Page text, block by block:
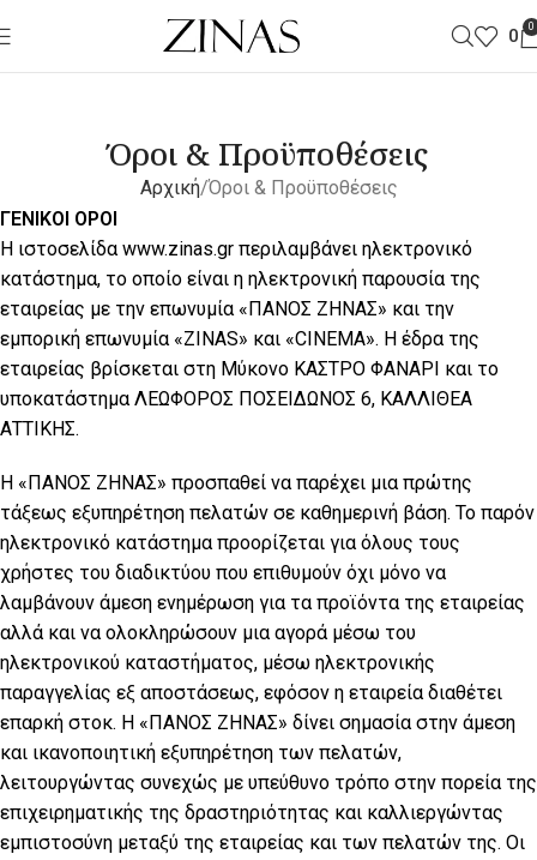
0 0
Όροι & Προϋποθέσεις
Αρχική Όροι & Προϋποθέσεις
ΓΕΝΙΚΟΙ ΟΡΟΙ
Η ιστοσελίδα www.zinas.gr περιλαμβάνει ηλεκτρονικό
κατάστημα, το οποίο είναι η ηλεκτρονική παρουσία της
εταιρείας με την επωνυμία «ΠΑΝΟΣ ΖΗΝΑΣ» και την
εμπορική επωνυμία «ZINAS» και «CINEMA». Η έδρα της
εταιρείας βρίσκεται στη Μύκονο ΚΑΣΤΡΟ ΦΑΝΑΡΙ και το
υποκατάστημα ΛΕΩΦΟΡΟΣ ΠΟΣΕΙΔΩΝΟΣ 6, ΚΑΛΛΙΘΕΑ
ΑΤΤΙΚΗΣ.
Η «ΠΑΝΟΣ ΖΗΝΑΣ» προσπαθεί να παρέχει μια πρώτης
τάξεως εξυπηρέτηση πελατών σε καθημερινή βάση. Το παρόν
ηλεκτρονικό κατάστημα προορίζεται για όλους τους
χρήστες του διαδικτύου που επιθυμούν όχι μόνο να
λαμβάνουν άμεση ενημέρωση για τα προϊόντα της εταιρείας
αλλά και να ολοκληρώσουν μια αγορά μέσω του
ηλεκτρονικού καταστήματος, μέσω ηλεκτρονικής
παραγγελίας εξ αποστάσεως, εφόσον η εταιρεία διαθέτει
επαρκή στοκ. Η «ΠΑΝΟΣ ΖΗΝΑΣ» δίνει σημασία στην άμεση
και ικανοποιητική εξυπηρέτηση των πελατών,
λειτουργώντας συνεχώς με υπεύθυνο τρόπο στην πορεία της
επιχειρηματικής της δραστηριότητας και καλλιεργώντας
εμπιστοσύνη μεταξύ της εταιρείας και των πελατών της. Οι